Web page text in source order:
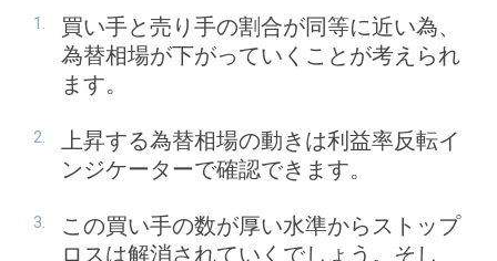
買い手と売り手の割合が同等に近い為、
為替相場が下がっていくことが考えられ
ます。
上昇する為替相場の動きは利益率反転イ
ンジケーターで確認できます。
この買い手の数が厚い水準からストップ
ロスは解消されていくでしょう。そし